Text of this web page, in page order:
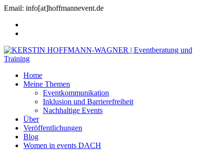
Zum
springen
Email: info[at]hoffmannevent.de
Home
Meine Themen
Eventkommunikation
Inklusion und Barrierefreiheit
Nachhaltige Events
Über
Veröffentlichungen
Blog
Women in events DACH